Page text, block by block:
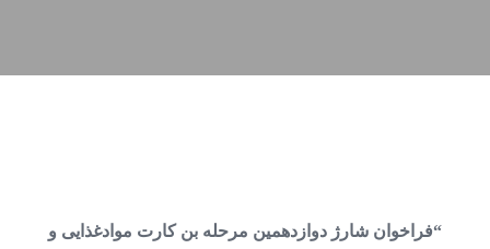
“فراخوان شارژ دوازدهمین مرحله بن کارت موادغذایی و